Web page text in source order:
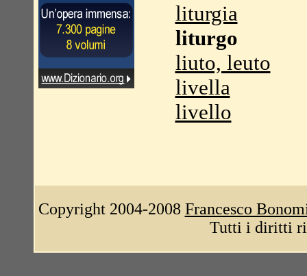
liturgia
liturgo
liuto, leuto
livella
livello
Copyright 2004-2008 Francesco
Tutti i diritti